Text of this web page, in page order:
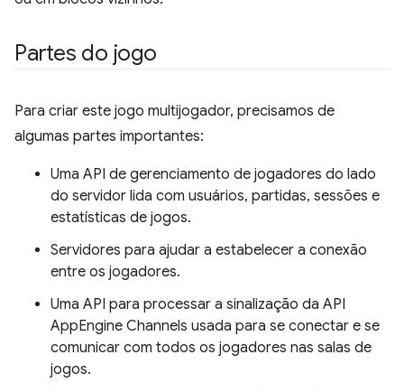
Partes do jogo
Para criar este jogo multijogador, precisamos de
algumas partes importantes:
Uma API de gerenciamento de jogadores do lado
do servidor lida com usuários, partidas, sessões e
estatísticas de jogos.
Servidores para ajudar a estabelecer a conexão
entre os jogadores.
Uma API para processar a sinalização da API
AppEngine Channels usada para se conectar e se
comunicar com todos os jogadores nas salas de
jogos.